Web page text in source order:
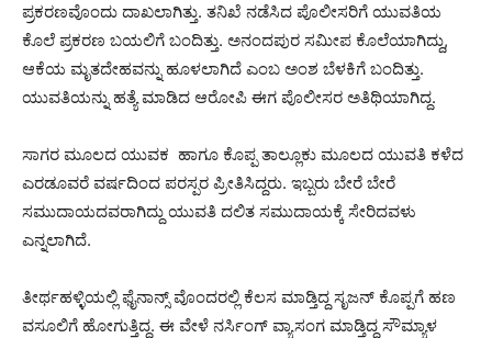
ಪ್ರಕರಣವೊಂದು ದಾಖಲಾಗಿತ್ತು. ತನಿಖೆ ನಡೆಸಿದ ಪೊಲೀಸರಿಗೆ ಯುವತಿಯ
ಕೊಲೆ ಪ್ರಕರಣ ಬಯಲಿಗೆ ಬಂದಿತ್ತು. ಅನಂದಪುರ ಸಮೀಪ ಕೊಲೆಯಾಗಿದ್ದು,
ಆಕೆಯ ಮೃತದೇಹವನ್ನು ಹೂಳಲಾಗಿದೆ ಎಂಬ ಅಂಶ ಬೆಳಕಿಗೆ ಬಂದಿತ್ತು.
ಯುವತಿಯನ್ನು ಹತ್ಯೆ ಮಾಡಿದ ಆರೋಪಿ ಈಗ ಪೊಲೀಸರ ಅತಿಥಿಯಾಗಿದ್ದ.
ಸಾಗರ ಮೂಲದ ಯುವಕ ಹಾಗೂ ಕೊಪ್ಪ ತಾಲ್ಲೂಕು ಮೂಲದ ಯುವತಿ ಕಳೆದ
ಎರಡೂವರೆ ವರ್ಷದಿಂದ ಪರಸ್ಪರ ಪ್ರೀತಿಸಿದ್ದರು. ಇಬ್ಬರು ಬೇರೆ ಬೇರೆ
ಸಮುದಾಯದವರಾಗಿದ್ದು ಯುವತಿ ದಲಿತ ಸಮುದಾಯಕ್ಕೆ ಸೇರಿದವಳು
ಎನ್ನಲಾಗಿದೆ.
ತೀರ್ಥಹಳ್ಳಿಯಲ್ಲಿ ಫೈನಾನ್ಸ್ ವೊಂದರಲ್ಲಿ ಕೆಲಸ ಮಾಡ್ತಿದ್ದ ಸೃಜನ್​ ಕೊಪ್ಪಗೆ ಹಣ
ವಸೂಲಿಗೆ ಹೋಗುತ್ತಿದ್ದ. ಈ ವೇಳೆ ನರ್ಸಿಂಗ್ ವ್ಯಾಸಂಗ ಮಾಡ್ತಿದ್ದ ಸೌಮ್ಯಾಳ